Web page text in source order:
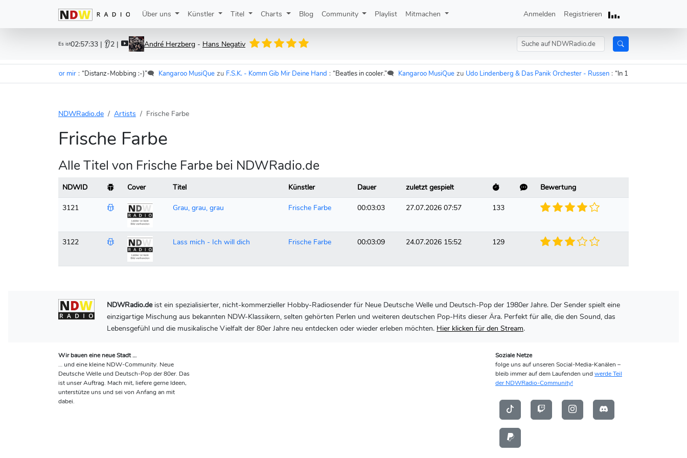
Über uns Künstler Titel Charts Blog Community Playlist Mitmachen Anmelden Registrieren
Es ist02:57:33 | 👂2 | André Herzberg - Hans Negativ
- Im Wagen vor mir : “Distanz-Mobbing :-)”🗨️ Kangaroo MusiQue zu F.S.K. - Komm Gib Mir Deine Hand : “Beatles in cooler.”🗨️ Kangaroo MusiQue zu Udo Lindenberg & Das Panik Orchester - Russen : “In 15 Minuten sind die
NDWRadio.de Artists Frische Farbe
Frische Farbe
Alle Titel von Frische Farbe bei NDWRadio.de
NDWID Cover Titel Künstler Dauer zuletzt gespielt
Bewertung
3121
Grau, grau, grau Frische Farbe 00:03:03 27.07.2026 07:57 133
3122 Lass mich - Ich will dich Frische Farbe 00:03:09 24.07.2026 15:52 129
NDWRadio.deist ein spezialisierter, nicht-kommerzieller Hobby-Radiosender für Neue Deutsche Welle und Deutsch-Pop der 1980er Jahre. Der Sender spielt eine
einzigartige Mischung aus bekannten NDW-Klassikern, selten gehörten Perlen und weiteren deutschen Pop-Hits dieser Ära. Perfekt für alle, die den Sound, das
Lebensgefühl und die musikalische Vielfalt der 80er Jahre neu entdecken oder wieder erleben möchten. Hier klicken für den Stream.
Wir bauen eine neue Stadt …
… und eine kleine NDW-Community. Neue
Deutsche Welle und Deutsch-Pop der 80er. Das
ist unser Auftrag. Mach mit, liefere gerne Ideen,
unterstütze uns und sei von Anfang an mit
dabei.
Soziale Netze
folge uns auf unseren Social-Media-Kanälen –
bleib immer auf dem Laufenden und werde Teil
der NDWRadio-Community!